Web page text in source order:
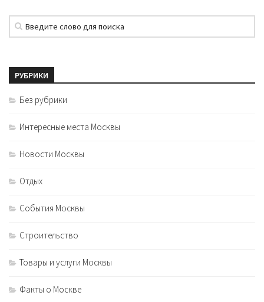
РУБРИКИ
Без рубрики
Интересные места Москвы
Новости Москвы
Отдых
События Москвы
Строительство
Товары и услуги Москвы
Факты о Москве